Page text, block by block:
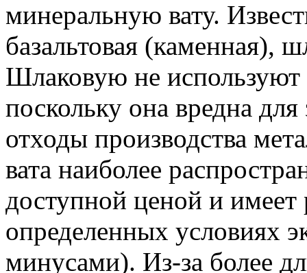
минеральную вату.
базальтовая (каменная),
Шлаковую не
поскольку она вредна
отходы производства
вата наиболее
доступной ценой и
определенных условиях
минусами). Из-за более